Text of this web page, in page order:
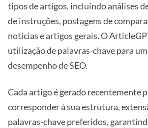
tipos de artigos, incluindo análises
de instruções, postagens de
notícias e artigos gerais. O
utilização de palavras-chave para
desempenho de SEO.
Cada artigo é gerado recentemente
corresponder à sua estrutura,
palavras-chave preferidos,